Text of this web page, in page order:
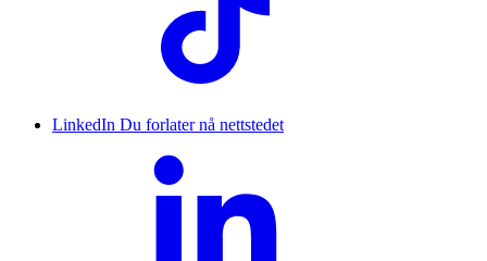
LinkedIn Du forlater nå nettstedet